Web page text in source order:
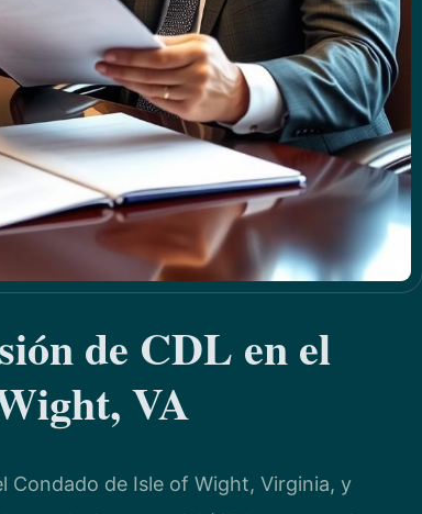
de CDL en el
VA
Condado de Isle of Wight, Virginia, y